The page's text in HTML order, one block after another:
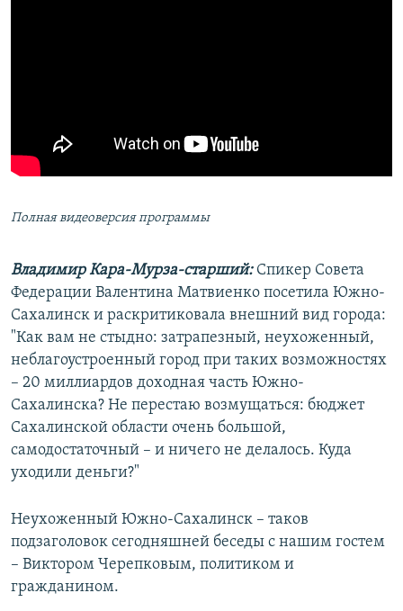
Полная видеоверсия программы
Владимир Кара-Мурза-старший: Спикер Совета
Федерации Валентина Матвиенко посетила Южно-
Сахалинск и раскритиковала внешний вид города:
"Как вам не стыдно: затрапезный, неухоженный,
неблагоустроенный город при таких возможностях
– 20 миллиардов доходная часть Южно-
Сахалинска? Не перестаю возмущаться: бюджет
Сахалинской области очень большой,
самодостаточный – и ничего не делалось. Куда
уходили деньги?"
Неухоженный Южно-Сахалинск – таков
подзаголовок сегодняшней беседы с нашим гостем
– Виктором Черепковым, политиком и
гражданином.